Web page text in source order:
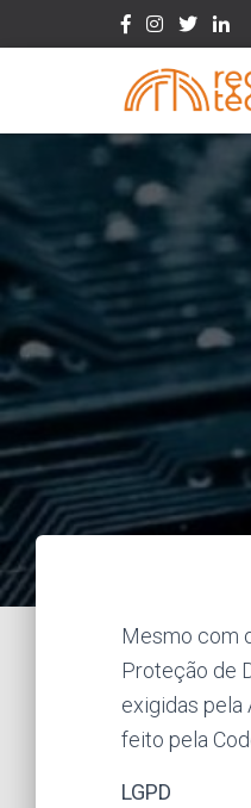
Mesmo com
Proteção de
exigidas pela
feito pela
LGPD